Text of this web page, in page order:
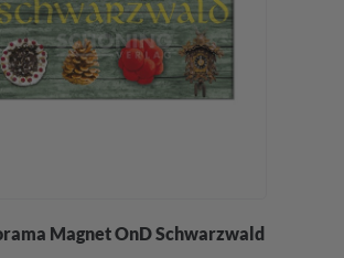
Magnet OnD Schwarzwald